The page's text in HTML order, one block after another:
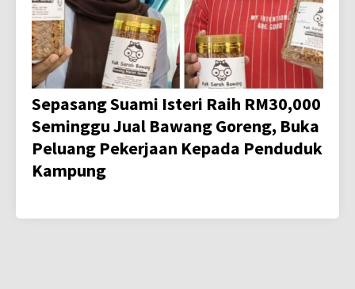
Sepasang Suami Isteri Raih RM30,000
Seminggu Jual Bawang Goreng, Buka
Peluang Pekerjaan Kepada Penduduk
Kampung